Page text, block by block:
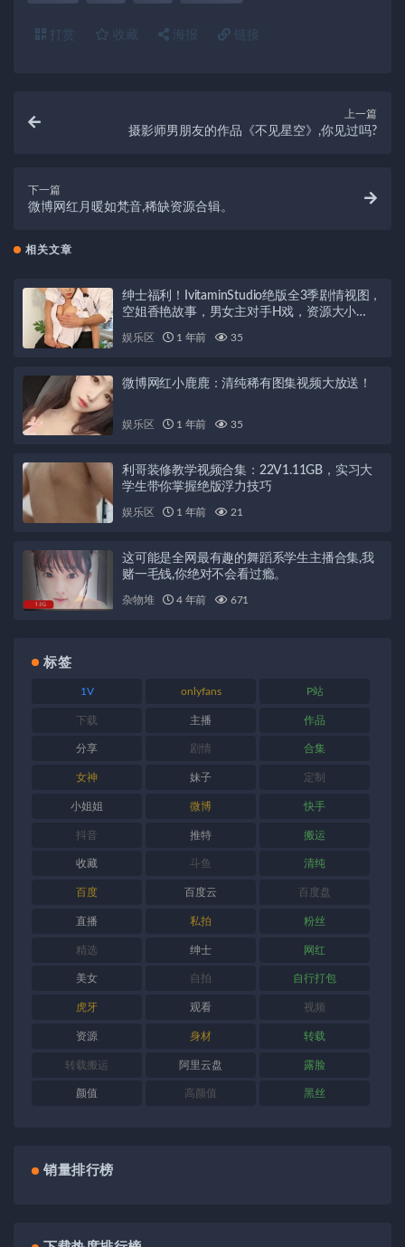
打赏 收藏 海报 链接
上一篇
摄影师男朋友的作品《不见星空》,你见过吗?
下一篇
微博网红月暖如梵音,稀缺资源合辑。
相关文章
绅士福利！IvitaminStudio绝版全3季剧情视图，
空姐香艳故事，男女主对手H戏，资源大小
娱乐区 1 年前 35
微博网红小鹿鹿：清纯稀有图集视频大放送！
娱乐区 1 年前 35
利哥装修教学视频合集：22V1.11GB，实习大
学生带你掌握绝版浮力技巧
娱乐区 1 年前 21
这可能是全网最有趣的舞蹈系学生主播合集,我
赌一毛钱,你绝对不会看过瘾。
杂物堆 4 年前 671
标签
1V onlyfans P站
下载 主播 作品
分享 剧情 合集
女神 妹子 定制
小姐姐 微博 快手
抖音 推特 搬运
收藏 斗鱼 清纯
百度 百度云 百度盘
直播 私拍 粉丝
精选 绅士 网红
美女 自拍 自行打包
虎牙 观看 视频
资源 身材 转载
转载搬运 阿里云盘 露脸
颜值 高颜值 黑丝
销量排行榜